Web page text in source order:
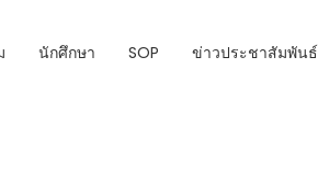
นักศึกษา SOP ข่าวประชาสัมพันธ์